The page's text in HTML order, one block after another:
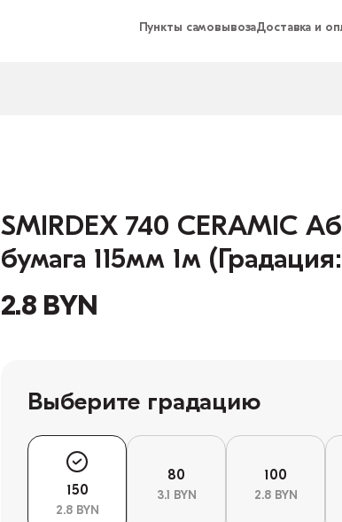
Пункты самовывозаДоставка и
SMIRDEX 740 CERAMIC
бумага 115мм 1м
2.8 BYN
Выберите градацию
150
2.8 BYN
80
3.1 BYN
100
2.8 BYN